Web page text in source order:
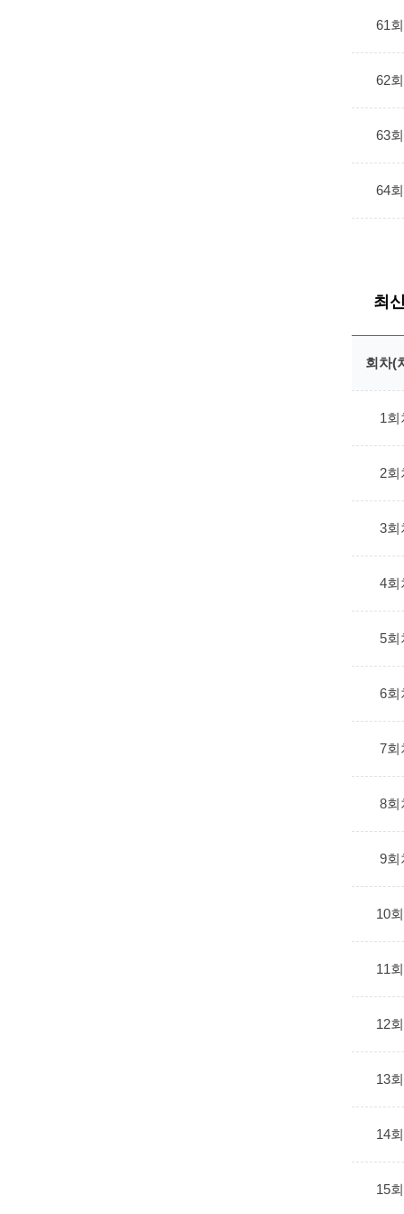
61
62
63
64
최
회차(
1회
2회
3회
4회
5회
6회
7회
8회
9회
10
11
12
13
14
15